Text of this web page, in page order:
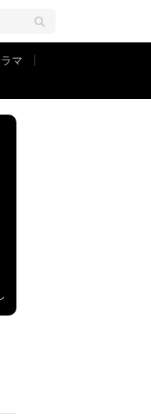
ラマ
「レストランより多い！」「